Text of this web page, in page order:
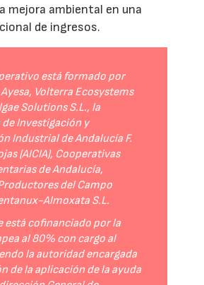
mejora ambiental en una
de ingresos.
está formado por
Volterra Ecosystems
Solutions S.L., la
Investigación y
Industrial de Andalucía F.
(AICIA), Cooperativas
de Andalucía,
del Campo
Almoxata S.L.
está cofinanciado por la
al 80% con cargo al
la autoridad encargada
de la aplicación de la ayuda